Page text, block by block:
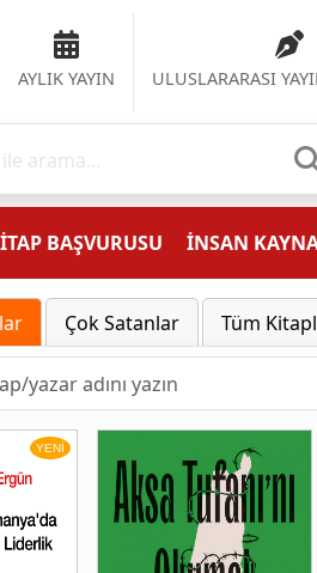
AYLIK YAYIN ULUSLARARASI
BAŞVURUSU İNSAN
Çok Satanlar Tüm
YENİ